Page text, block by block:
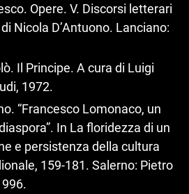
Opere. V. Discorsi letterari
Nicola D’Antuono. Lanciano:
Il Principe. A cura di Luigi
1972.
“Francesco Lomonaco, un
In La floridezza di un
e persistenza della cultura
159‑181. Salerno: Pietro